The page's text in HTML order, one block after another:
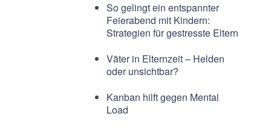
So gelingt ein entspannter
Feierabend mit Kindern:
Strategien für gestresste Eltern
Väter in Elternzeit – Helden
oder unsichtbar?
Kanban hilft gegen Mental
Load